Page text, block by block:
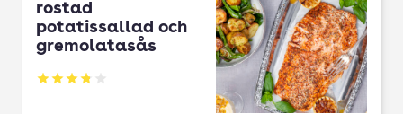
rostad
potatissallad och
gremolatasås
Betyg: 3.83 av 5